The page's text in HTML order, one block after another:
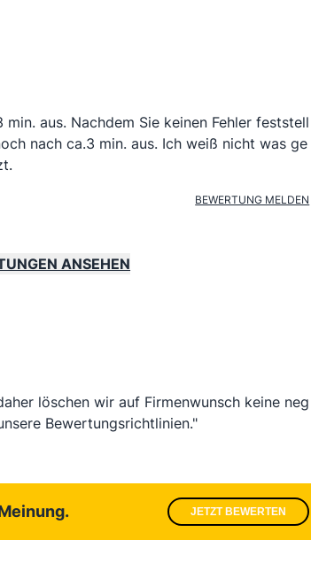
aus. Nachdem Sie keinen Fehler feststell
nach ca.3 min. aus. Ich weiß nicht was ge
BEWERTUNG MELDEN
ANSEHEN
löschen wir auf Firmenwunsch keine neg
Bewertungsrichtlinien."
JETZT BEWERTEN